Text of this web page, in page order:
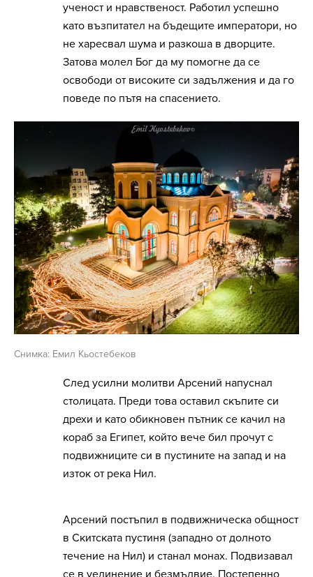
ученост и нравственост. Работил успешно
като възпитател на бъдещите императори, но
не харесвал шума и разкоша в дворците.
Затова молел Бог да му помогне да се
освободи от високите си задължения и да го
поведе по пътя на спасението.
Снимка: Емил Кьостебеков
След усилни молитви Арсений напуснал
столицата. Преди това оставил скъпите си
дрехи и като обикновен пътник се качил на
кораб за Египет, който вече бил прочут с
подвижниците си в пустините на запад и на
изток от река Нил.
Арсений постъпил в подвижническа общност
в Скитската пустиня (западно от долното
течение на Нил) и станал монах. Подвизавал